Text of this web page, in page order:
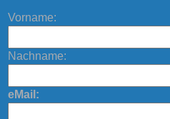
Vorname:
Nachname:
eMail: